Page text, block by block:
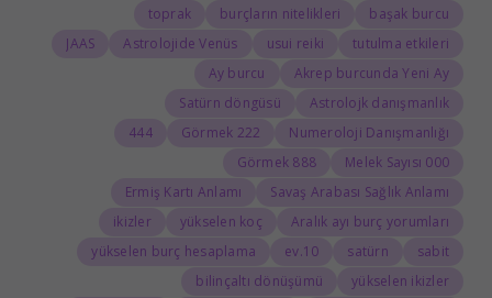
başak burcu
burçların nitelikleri
toprak
tutulma etkileri
usui reiki
Astrolojide Venüs
JAAS
Akrep burcunda Yeni Ay
Ay burcu
Astrolojk danışmanlık
Satürn döngüsü
Numeroloji Danışmanlığı
222 Görmek
444
000 Melek Sayısı
888 Görmek
Savaş Arabası Sağlık Anlamı
Ermiş Kartı Anlamı
Aralık ayı burç yorumları
yükselen koç
ikizler
sabit
satürn
10.ev
yükselen burç hesaplama
yükselen ikizler
bilinçaltı dönüşümü